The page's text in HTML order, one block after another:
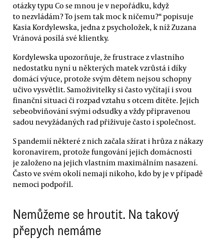
otázky typu Co se mnou je v nepořádku, když
to nezvládám? To jsem tak moc k ničemu?“ popisuje
Kasia Kordylewska, jedna z psycholožek, k níž Zuzana
Vránová posílá své klientky.
Kordylewska upozorňuje, že frustrace z vlastního
nedostatku nyní u některých matek vzrůstá i díky
domácí výuce, protože svým dětem nejsou schopny
učivo vysvětlit. Samoživitelky si často vyčítají i svou
finanční situaci či rozpad vztahu s otcem dítěte. Jejich
sebeobviňování svými odsudky a vždy připravenou
sadou nevyžádaných rad přiživuje často i společnost.
S pandemií některé z nich začala sžírat i hrůza z nákazy
koronavirem, protože fungování jejich domácnosti
je založeno na jejich vlastním maximálním nasazení.
Často ve svém okolí nemají nikoho, kdo by je v případě
nemoci podpořil.
Nemůžeme se hroutit. Na takový
přepych nemáme